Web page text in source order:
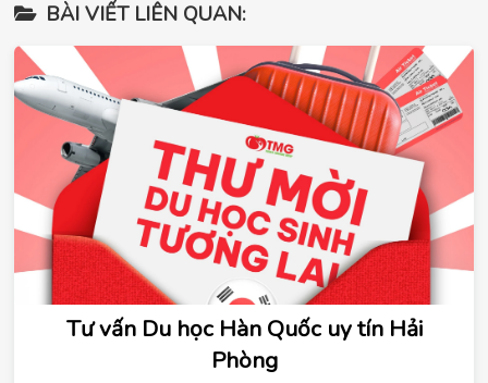
BÀI VIẾT LIÊN QUAN:
Tư vấn Du học Hàn Quốc uy tín Hải
Phòng